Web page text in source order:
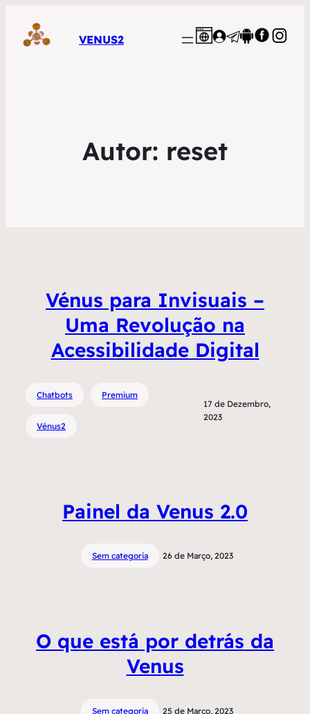
VENUS2
Autor: reset
Vénus para Invisuais –
Uma Revolução na
Acessibilidade Digital
Chatbots Premium
Vénus2
17 de Dezembro,
2023
Painel da Venus 2.0
Sem categoria 26 de Março, 2023
O que está por detrás da
Venus
Sem categoria 25 de Março, 2023